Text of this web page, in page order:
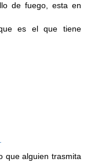
de fuego, esta en
es el que tiene
que alguien trasmita